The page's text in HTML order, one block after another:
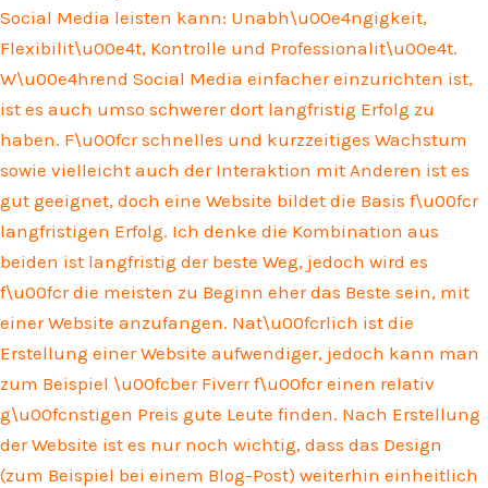
Social Media leisten kann: Unabh\u00e4ngigkeit,
Flexibilit\u00e4t, Kontrolle und Professionalit\u00e4t.
W\u00e4hrend Social Media einfacher einzurichten ist,
ist es auch umso schwerer dort langfristig Erfolg zu
haben. F\u00fcr schnelles und kurzzeitiges Wachstum
sowie vielleicht auch der Interaktion mit Anderen ist es
gut geeignet, doch eine Website bildet die Basis f\u00fcr
langfristigen Erfolg. Ich denke die Kombination aus
beiden ist langfristig der beste Weg, jedoch wird es
f\u00fcr die meisten zu Beginn eher das Beste sein, mit
einer Website anzufangen. Nat\u00fcrlich ist die
Erstellung einer Website aufwendiger, jedoch kann man
zum Beispiel \u00fcber Fiverr f\u00fcr einen relativ
g\u00fcnstigen Preis gute Leute finden. Nach Erstellung
der Website ist es nur noch wichtig, dass das Design
(zum Beispiel bei einem Blog-Post) weiterhin einheitlich